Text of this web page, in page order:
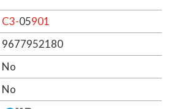
C3-05901
9677952180
No
No